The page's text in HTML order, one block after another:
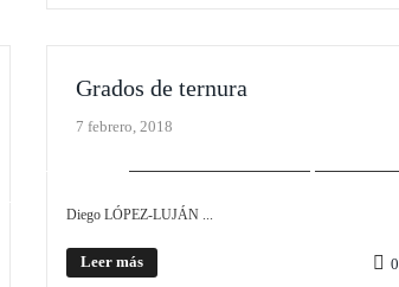
Grados de ternura
7 febrero, 2018
Diego LÓPEZ-LUJÁN ...
Leer más 0